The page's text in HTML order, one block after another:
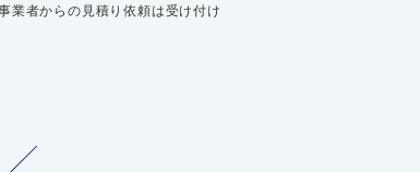
業者からの見積り依頼は受け付け